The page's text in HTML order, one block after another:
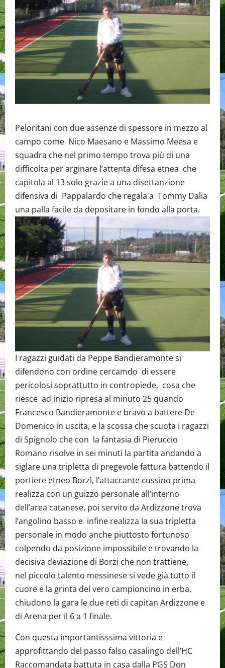
Peloritani con due assenze di spessore in mezzo al
campo come Nico Maesano e Massimo Meesa e
squadra che nel primo tempo trova più di una
difficolta per arginare l’attenta difesa etnea che
capitola al 13 solo grazie a una disettanzione
difensiva di Pappalardo che regala a Tommy Dalia
una palla facile da depositare in fondo alla porta.
I ragazzi guidati da Peppe Bandieramonte si
difendono con ordine cercamdo di essere
pericolosi soprattutto in contropiede, cosa che
riesce ad inizio ripresa al minuto 25 quando
Francesco Bandieramonte e bravo a battere De
Domenico in uscita, e la scossa che scuota i ragazzi
di Spignolo che con la fantasia di Pieruccio
Romano risolve in sei minuti la partita andando a
siglare una tripletta di pregevole fattura battendo il
portiere etneo Borzì, l’attaccante cussino prima
realizza con un guizzo personale all’interno
dell’area catanese, poi servito da Ardizzone trova
l’angolino basso e infine realizza la sua tripletta
personale in modo anche piuttosto fortunoso
colpendo da posizione impossibile e trovando la
decisiva deviazione di Borzi che non trattiene,
nel piccolo talento messinese si vede già tutto il
cuore e la grinta del vero campioncino in erba,
chiudono la gara le due reti di capitan Ardizzone e
di Arena per il 6 a 1 finale.
Con questa importantisssima vittoria e
approfittando del passo falso casalingo dell’HC
Raccomandata battuta in casa dalla PGS Don